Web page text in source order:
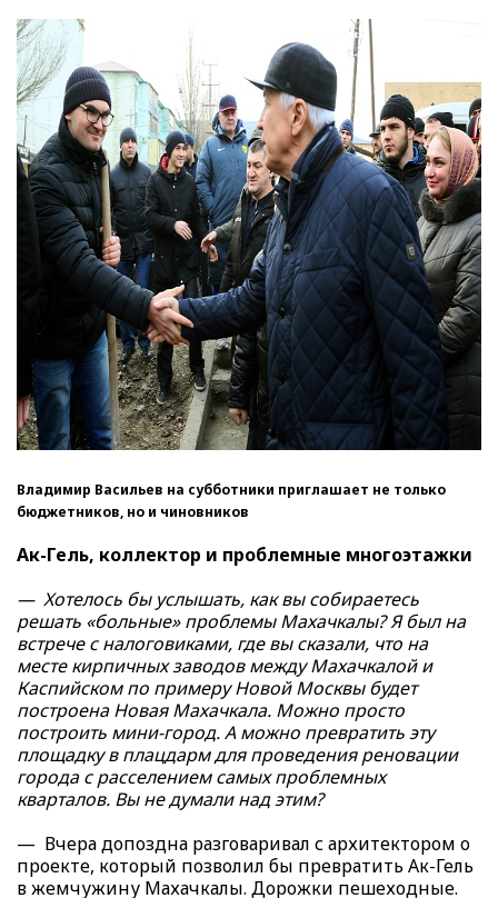
Владимир Васильев на субботники приглашает не только
бюджетников, но и чиновников
Ак-Гель, коллектор и проблемные многоэтажки
— Хотелось бы услышать, как вы собираетесь
решать «больные» проблемы Махачкалы? Я был на
встрече с налоговиками, где вы сказали, что на
месте кирпичных заводов между Махачкалой и
Каспийском по примеру Новой Москвы будет
построена Новая Махачкала. Можно просто
построить мини-город. А можно превратить эту
площадку в плацдарм для проведения реновации
города с расселением самых проблемных
кварталов. Вы не думали над этим?
— Вчера допоздна разговаривал с архитектором о
проекте, который позволил бы превратить Ак-Гель
в жемчужину Махачкалы. Дорожки пешеходные.